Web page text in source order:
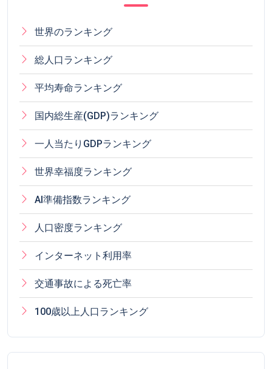
世界のランキング
総人口ランキング
平均寿命ランキング
国内総生産(GDP)ランキング
一人当たりGDPランキング
世界幸福度ランキング
AI準備指数ランキング
人口密度ランキング
インターネット利用率
交通事故による死亡率
100歳以上人口ランキング